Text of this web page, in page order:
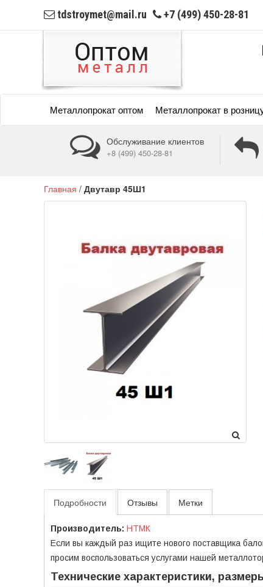
tdstroymet@mail.ru +7 (499) 450-28-81
Металлопрокат оптом Металлопрокат в
Обслуживание клиентов
+8 (499) 450-28-81
Главная / Двутавр 45Ш1
Подробности Отзывы Метки
Производитель: НТМК
Если вы каждый раз ищите нового поставщика
просим воспользоваться услугами нашей
Технические характеристики,